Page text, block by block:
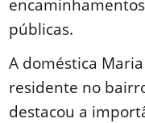
públicas.
A doméstica
residente no
destacou a